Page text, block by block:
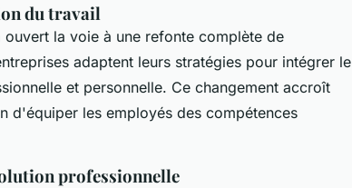
du travail
la voie à une refonte complète de
adaptent leurs stratégies pour intégrer le
et personnelle. Ce changement accroît
d'équiper les employés des compétences
professionnelle